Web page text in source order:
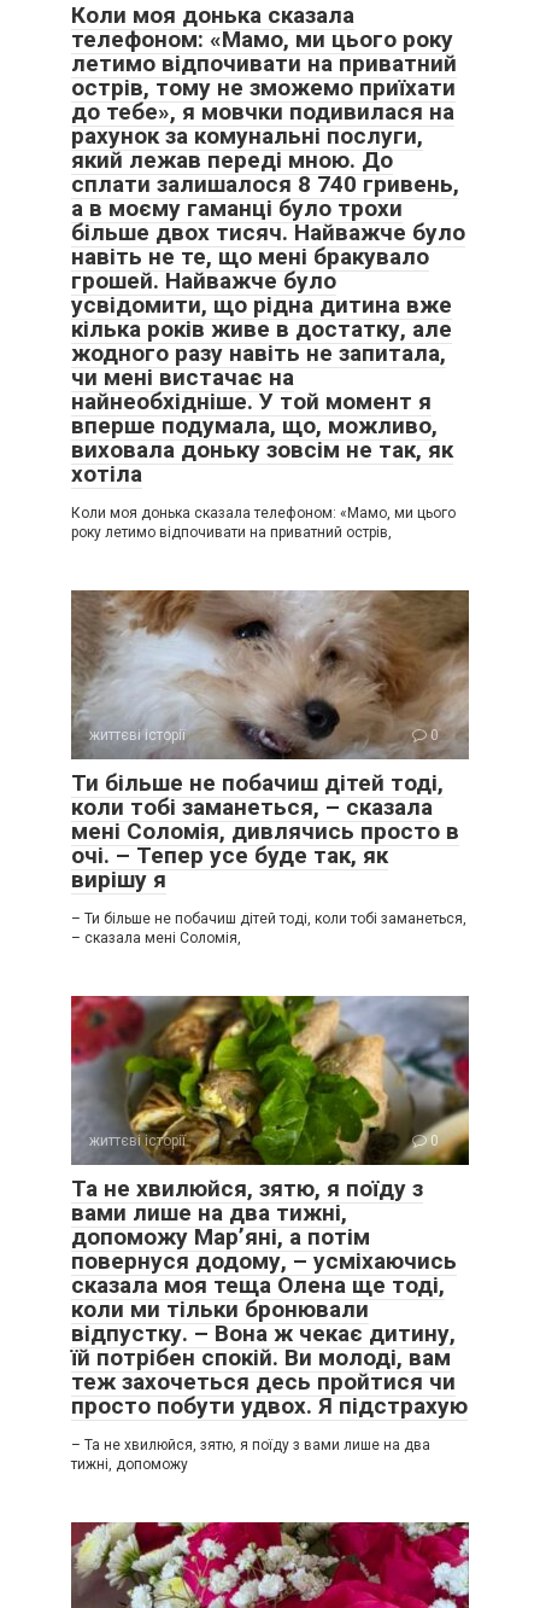
Коли моя донька сказала
телефоном: «Мамо, ми цього року
летимо відпочивати на приватний
острів, тому не зможемо приїхати
до тебе», я мовчки подивилася на
рахунок за комунальні послуги,
який лежав переді мною. До
сплати залишалося 8 740 гривень,
а в моєму гаманці було трохи
більше двох тисяч. Найважче було
навіть не те, що мені бракувало
грошей. Найважче було
усвідомити, що рідна дитина вже
кілька років живе в достатку, але
жодного разу навіть не запитала,
чи мені вистачає на
найнеобхідніше. У той момент я
вперше подумала, що, можливо,
виховала доньку зовсім не так, як
хотіла
Коли моя донька сказала телефоном: «Мамо, ми цього
року летимо відпочивати на приватний острів,
життєві історії 0
Ти більше не побачиш дітей тоді,
коли тобі заманеться, – сказала
мені Соломія, дивлячись просто в
очі. – Тепер усе буде так, як
вирішу я
– Ти більше не побачиш дітей тоді, коли тобі заманеться,
– сказала мені Соломія,
життєві історії 0
Та не хвилюйся, зятю, я поїду з
вами лише на два тижні,
допоможу Мар’яні, а потім
повернуся додому, – усміхаючись
сказала моя теща Олена ще тоді,
коли ми тільки бронювали
відпустку. – Вона ж чекає дитину,
їй потрібен спокій. Ви молоді, вам
теж захочеться десь пройтися чи
просто побути удвох. Я підстрахую
– Та не хвилюйся, зятю, я поїду з вами лише на два
тижні, допоможу